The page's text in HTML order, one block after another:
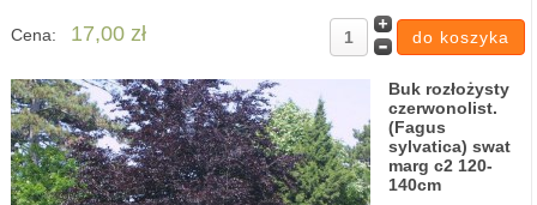
Cena: 17,00 zł
Buk rozłożysty
czerwonolist.
(Fagus
sylvatica) swat
marg c2 120-
140cm